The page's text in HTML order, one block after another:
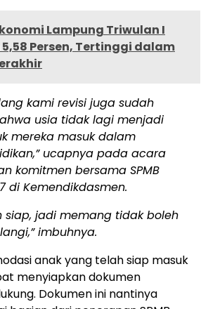
Lampung Triwulan I
Persen, Tertinggi dalam
kami revisi juga sudah
usia tidak lagi menjadi
mereka masuk dalam
ucapnya pada acara
komitmen bersama SPMB
di Kemendikdasmen.
siap, jadi memang tidak boleh
imbuhnya.
anak yang telah siap masuk
menyiapkan dokumen
Dokumen ini nantinya